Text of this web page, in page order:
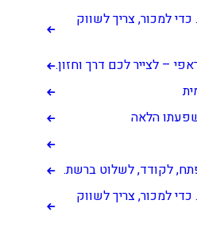
למכור, צריך לשווק
– לצייר לכם דרך וחזון.
הלאה
לקודד, לשלוט ברשת.
למכור, צריך לשווק